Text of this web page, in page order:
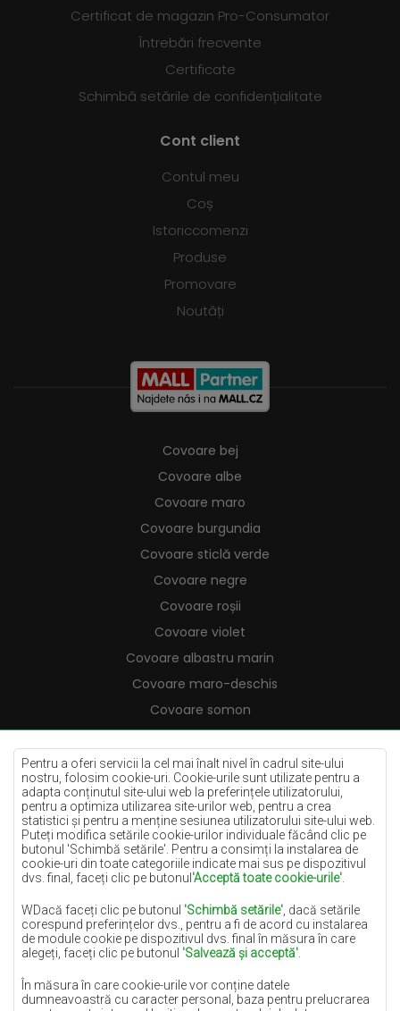
Pentru a oferi servicii la cel mai înalt nivel în cadrul site-ului
nostru, folosim cookie-uri. Cookie-urile sunt utilizate pentru a
adapta conținutul site-ului web la preferințele utilizatorului,
pentru a optimiza utilizarea site-urilor web, pentru a crea
statistici și pentru a menține sesiunea utilizatorului site-ului web.
Puteți modifica setările cookie-urilor individuale făcând clic pe
butonul 'Schimbă setările'. Pentru a consimți la instalarea de
cookie-uri din toate categoriile indicate mai sus pe dispozitivul
dvs. final, faceți clic pe butonul 'Acceptă toate cookie-urile'
WDacă faceți clic pe butonul 'Schimbă setările' , dacă setările
corespund preferințelor dvs., pentru a fi de acord cu instalarea
de module cookie pe dispozitivul dvs. final în măsura în care
alegeți, faceți clic pe butonul 'Salvează și acceptă'
În măsura în care cookie-urile vor conține datele
dumneavoastră cu caracter personal, baza pentru prelucrarea
Certificat de magazin Pro-Consumator
Întrebări frecvente
Certificate
Schimbă setările de confidențialitate
Cont client
Contul meu
Coș
Istoriccomenzi
Produse
Promovare
Noutăți
Covoare bej
Covoare albe
Covoare maro
Covoare burgundia
Covoare sticlă verde
Covoare negre
Covoare roșii
Covoare violet
Covoare albastru marin
Covoare maro-deschis
Covoare somon
Covoare crem
Covoare lila
Covoare galbene
Covoare mentă
Covoare albastre
Covoare portocalii
Covoare gri
Covoare teracotă
Covoare aurii